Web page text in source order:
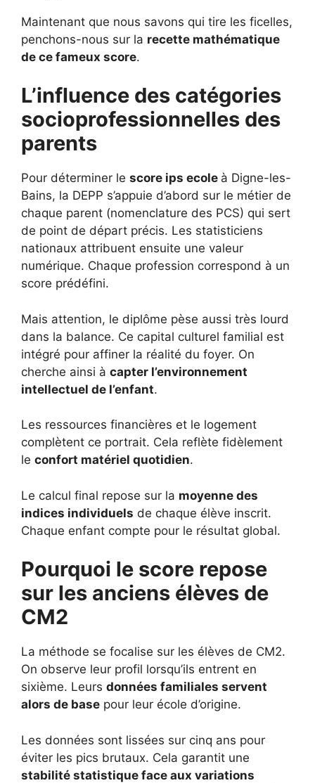
Maintenant que nous savons qui tire les ficelles,
penchons-nous sur la recette mathématique
de ce fameux score.
L’influence des catégories
socioprofessionnelles des
parents
Pour déterminer le score ips ecole à Digne-les-
Bains, la DEPP s’appuie d’abord sur le métier de
chaque parent (nomenclature des PCS) qui sert
de point de départ précis. Les statisticiens
nationaux attribuent ensuite une valeur
numérique. Chaque profession correspond à un
score prédéfini.
Mais attention, le diplôme pèse aussi très lourd
dans la balance. Ce capital culturel familial est
intégré pour affiner la réalité du foyer. On
cherche ainsi à capter l’environnement
intellectuel de l’enfant.
Les ressources financières et le logement
complètent ce portrait. Cela reflète fidèlement
le confort matériel quotidien.
Le calcul final repose sur la moyenne des
indices individuels de chaque élève inscrit.
Chaque enfant compte pour le résultat global.
Pourquoi le score repose
sur les anciens élèves de
CM2
La méthode se focalise sur les élèves de CM2.
On observe leur profil lorsqu’ils entrent en
sixième. Leurs données familiales servent
alors de base pour leur école d’origine.
Les données sont lissées sur cinq ans pour
éviter les pics brutaux. Cela garantit une
stabilité statistique face aux variations